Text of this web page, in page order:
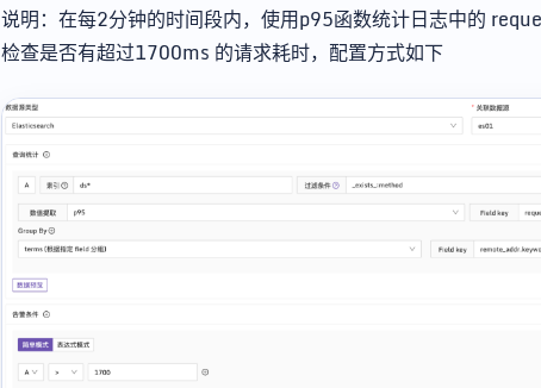
说明：在每2分钟的时间段内，使用p95函数统计日志中的
检查是否有超过1700ms 的请求耗时，配置方式如下